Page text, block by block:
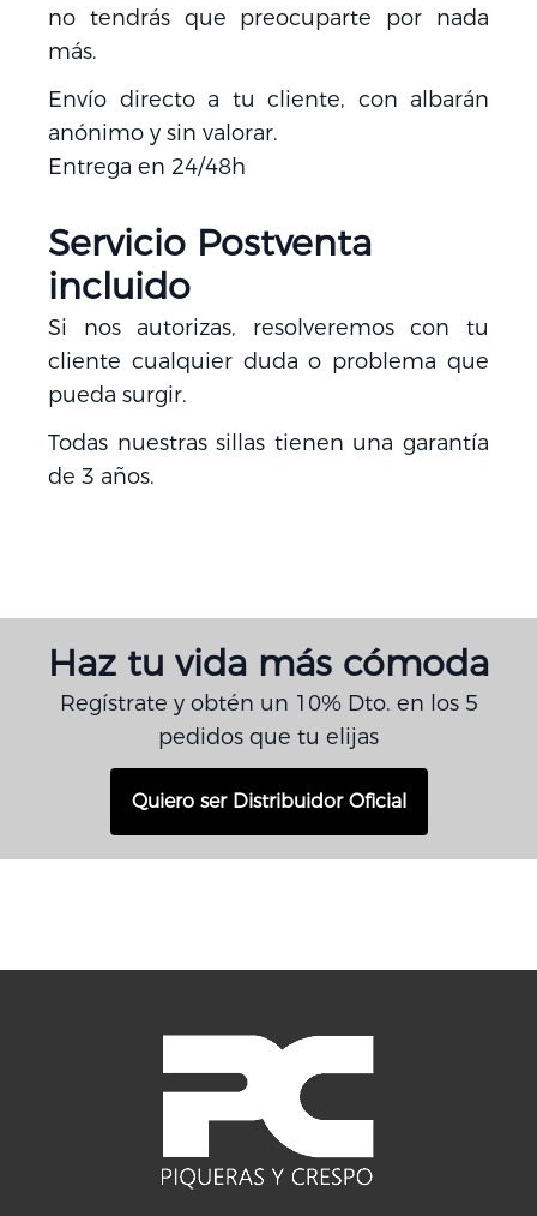
no tendrás que preocuparte por nada
más.
Envío directo a tu cliente, con albarán
anónimo y sin valorar.
Entrega en 24/48h
Servicio Postventa
incluido
Si nos autorizas, resolveremos con tu
cliente cualquier duda o problema que
pueda surgir.
Todas nuestras sillas tienen una garantía
de 3 años.
Haz tu vida más cómoda
Regístrate y obtén un 10% Dto. en los 5
pedidos que tu elijas
Quiero ser Distribuidor Oficial